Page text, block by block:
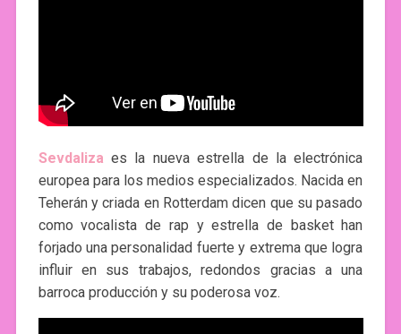
Sevdaliza es la nueva estrella de la electrónica
europea para los medios especializados. Nacida en
Teherán y criada en Rotterdam dicen que su pasado
como vocalista de rap y estrella de basket han
forjado una personalidad fuerte y extrema que logra
influir en sus trabajos, redondos gracias a una
barroca producción y su poderosa voz.